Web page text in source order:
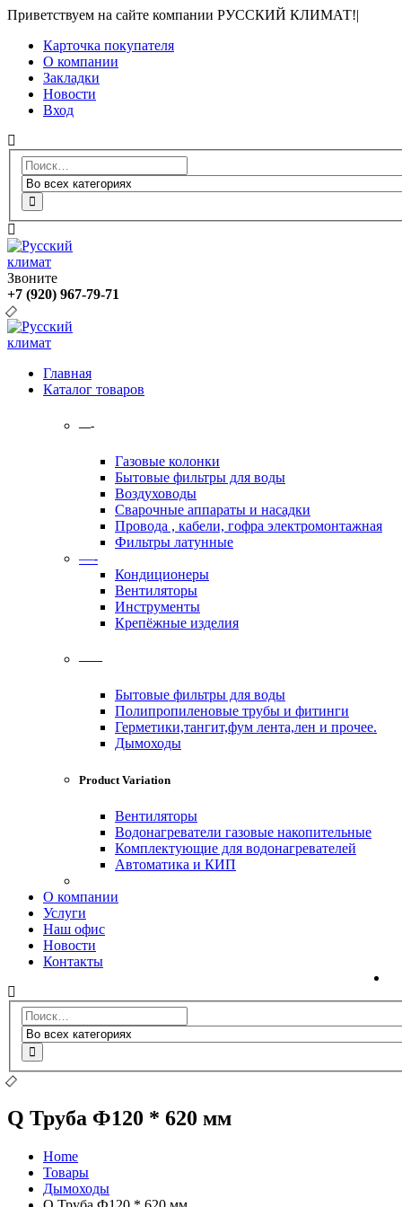
Приветствуем на сайте компании РУССКИЙ КЛИМАТ!|
Карточка покупателя
О компании
Закладки
Новости
Вход
Звоните
+7 (920) 967-79-71
Главная
Каталог товаров
—-
Газовые колонки
Бытовые фильтры для воды
Воздуховоды
Сварочные аппараты и насадки
Провода , кабели, гофра электромонтажная
Фильтры латунные
—-
Кондиционеры
Вентиляторы
Инструменты
Крепёжные изделия
——
Бытовые фильтры для воды
Полипропиленовые трубы и фитинги
Герметики,тангит,фум лента,лен и прочее.
Дымоходы
Product Variation
Вентиляторы
Водонагреватели газовые накопительные
Комплектующие для водонагревателей
Автоматика и КИП
О компании
Услуги
Наш офис
Новости
Контакты
Q Труба Ф120 * 620 мм
Home
Товары
Дымоходы